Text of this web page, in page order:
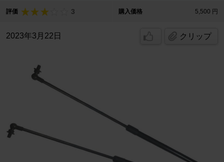
評価 3 購入価格 5,500 円
2023年3月22日 クリップ